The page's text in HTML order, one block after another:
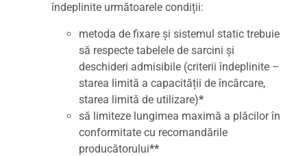
îndeplinite următoarele condiții:
metoda de fixare și sistemul static trebuie
să respecte tabelele de sarcini și
deschideri admisibile (criterii îndeplinite –
starea limită a capacității de încărcare,
starea limită de utilizare)*
să limiteze lungimea maximă a plăcilor în
conformitate cu recomandările
producătorului**